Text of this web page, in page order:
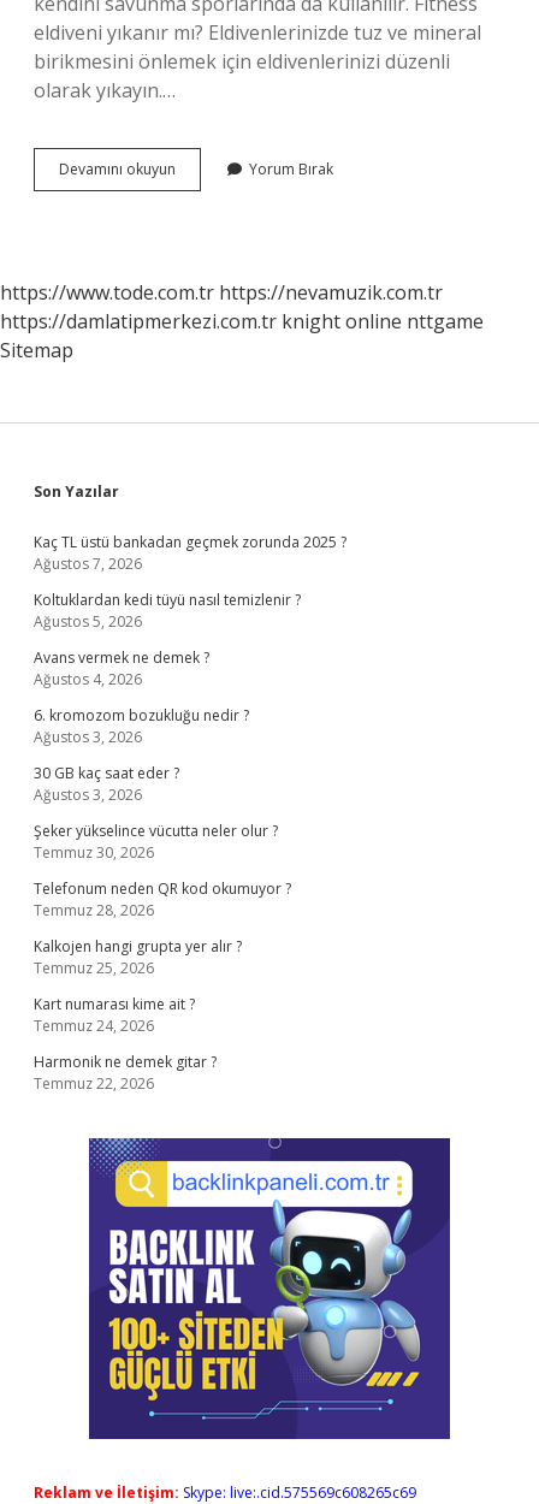
eldiveni yıkanır mı? Eldivenlerinizde tuz ve mineral
birikmesini önlemek için eldivenlerinizi düzenli
olarak yıkayın.…
Devamını okuyun
Eldiveni
Yorum Bırak
https://www.tode.com.tr https://nevamuzik.com.tr
https://damlatipmerkezi.com.tr knight online nttgame
Sitemap
Sidebar
Son Yazılar
Kaç TL üstü bankadan geçmek zorunda 2025 ?
Ağustos 7, 2026
Koltuklardan kedi tüyü nasıl temizlenir ?
Ağustos 5, 2026
Avans vermek ne demek ?
Ağustos 4, 2026
6. kromozom bozukluğu nedir ?
Ağustos 3, 2026
30 GB kaç saat eder ?
Ağustos 3, 2026
Şeker yükselince vücutta neler olur ?
Temmuz 30, 2026
Telefonum neden QR kod okumuyor ?
Temmuz 28, 2026
Kalkojen hangi grupta yer alır ?
Temmuz 25, 2026
Kart numarası kime ait ?
Temmuz 24, 2026
Harmonik ne demek gitar ?
Temmuz 22, 2026
Reklam ve İletişim: Skype: live:.cid.575569c608265c69